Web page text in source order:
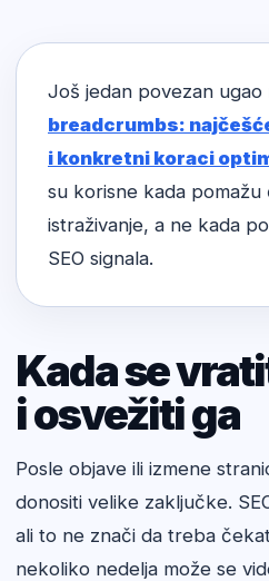
Još jedan povezan
breadcrumbs:
i konkretni koraci
su korisne kada pomažu
istraživanje, a ne kada
SEO signala.
Kada se
i osvežiti ga
Posle objave ili izmene
donositi velike zaključke.
ali to ne znači da treba
nekoliko nedelja može se